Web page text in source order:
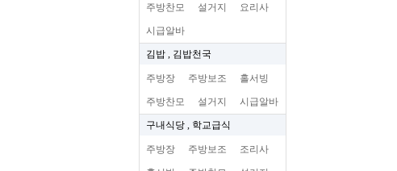
주방찬모 설거지 요리사
시급알바
김밥 , 김밥천국
주방장 주방보조 홀서빙
주방찬모 설거지 시급알바
구내식당 , 학교급식
주방장 주방보조 조리사